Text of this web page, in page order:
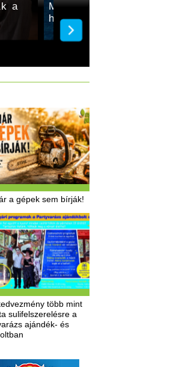
a
Mutatjuk a Gyulai
hétvégi programjait
a gépek sem bírják!
több mint
sulifelszerelésre a
ajándék- és